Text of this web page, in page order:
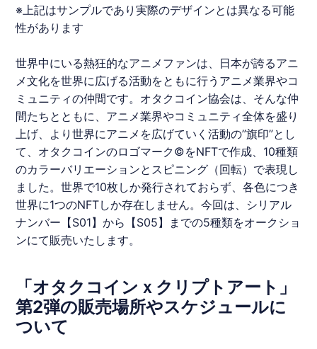
※上記はサンプルであり実際のデザインとは異なる可能
性があります
世界中にいる熱狂的なアニメファンは、日本が誇るアニ
メ文化を世界に広げる活動をともに行うアニメ業界やコ
ミュニティの仲間です。 オタクコイン協会は、そんな仲
間たちとともに、アニメ業界やコミュニティ全体を盛り
上げ、より世界にアニメを広げていく活動の”旗印”とし
て、 オタクコインのロゴマーク©をNFTで作成、10種類
のカラーバリエーションとスピニング（回転）で表現し
ました。世界で10枚しか発行されておらず、各色につき
世界に1つのNFTしか存在しません。今回は、シリアル
ナンバー【S01】から【S05】までの5種類をオークショ
ンにて販売いたします。
「オタクコインｘクリプトアート」
第2弾の販売場所やスケジュールに
ついて